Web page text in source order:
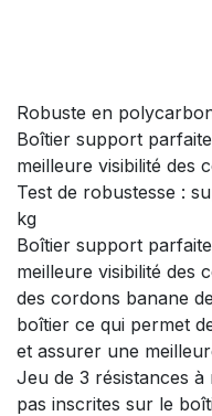
Robuste en
Boîtier support
meilleure visibilité des
Test de robustesse :
kg
Boîtier support
meilleure visibilité des
des cordons banane
boîtier ce qui permet
et assurer une
Jeu de 3 résistances
pas inscrites sur le